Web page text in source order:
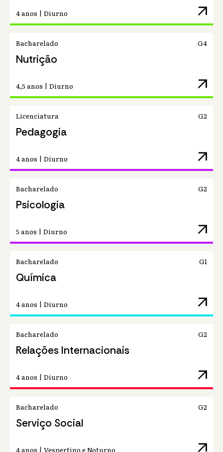
4 anos | Diurno arrow_outward
Bacharelado G4
Nutrição
4,5 anos | Diurno arrow_outward
Licenciatura G2
Pedagogia
4 anos | Diurno arrow_outward
Bacharelado G2
Psicologia
5 anos | Diurno arrow_outward
Bacharelado G1
Química
4 anos | Diurno arrow_outward
Bacharelado G2
Relações Internacionais
4 anos | Diurno arrow_outward
Bacharelado G2
Serviço Social
4 anos | Vespertino e Noturno arrow_outward